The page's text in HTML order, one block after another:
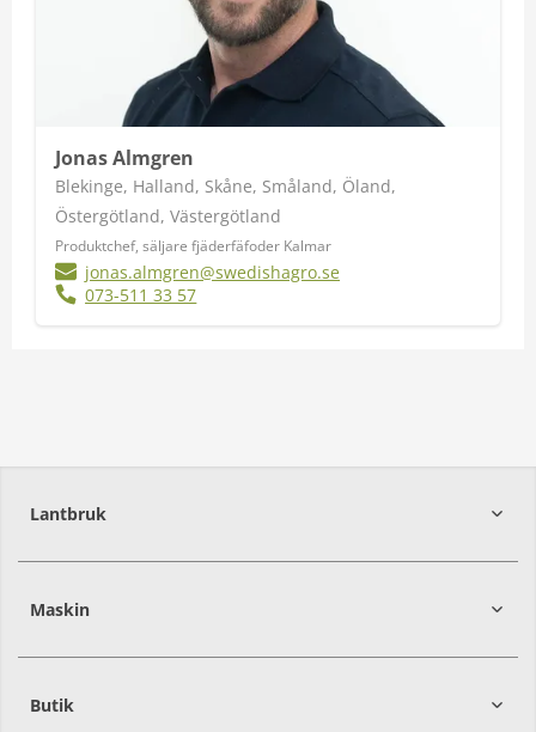
Jonas Almgren
Blekinge, Halland, Skåne, Småland, Öland,
Östergötland, Västergötland
Produktchef, säljare fjäderfäfoder Kalmar
jonas.almgren@swedishagro.se
073-511 33 57
Lantbruk
39239
Maskin
27430
Butik